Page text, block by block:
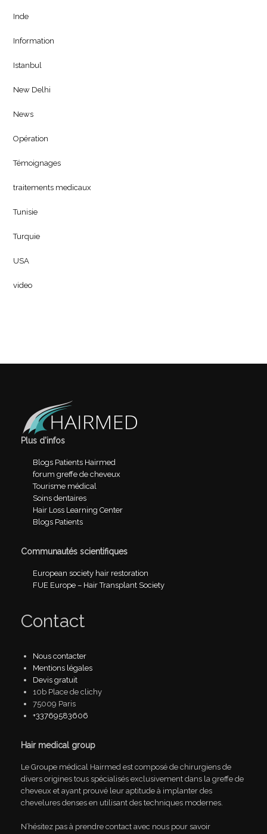
Inde
Information
Istanbul
New Delhi
News
Opération
Témoignages
traitements medicaux
Tunisie
Turquie
USA
video
Plus d’infos
Blogs Patients Hairmed
forum greffe de cheveux
Tourisme médical
Soins dentaires
Hair Loss Learning Center
Blogs Patients
Communautés scientifiques
European society hair restoration
FUE Europe – Hair Transplant Society
Contact
Nous contacter
Mentions légales
Devis gratuit
10b Place de clichy
75009 Paris
+33769583606
Hair medical group
Le Groupe médical Hairmed est composé de chirurgiens de
divers origines tous spécialisés exclusivement dans la greffe de
cheveux et ayant prouvé leur aptitude à implanter des
chevelures denses en utilisant des techniques modernes.
N’hésitez pas à prendre contact avec nous pour savoir